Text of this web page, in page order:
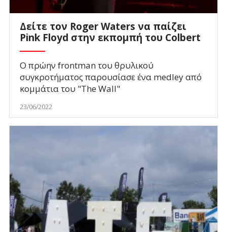
Δείτε τον Roger Waters να παίζει
Pink Floyd στην εκπομπή του Colbert
Ο πρώην frontman του θρυλικού
συγκροτήματος παρουσίασε ένα medley από
κομμάτια του "The Wall"
23/06/2022